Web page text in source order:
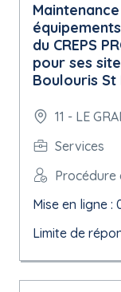
du CREPS
pour ses
Boulouris St
11 - LE
Services
Mise en ligne
Limite de